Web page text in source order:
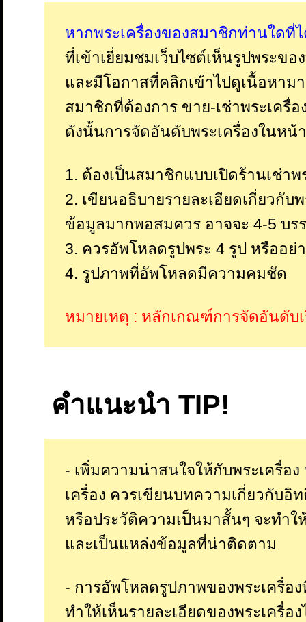
หากพระเครื่องของสมาชิกท่านใด
ที่เข้าเยี่ยมชมเว็บไซต์เห็นรูปพระข
และมีโอกาสที่คลิกเข้าไปดูเนื้อหา
สมาชิกที่ต้องการ ขาย-เช่าพระเครื่อ
ดังนั้นการจัดอันดับพระเครื่องในหน้
1. ต้องเป็นสมาชิกแบบเปิดร้านเช่าพ
2. เขียนอธิบายรายละเอียดเกี่ยวกั
ข้อมูลมากพอสมควร อาจจะ 4-5 บร
3. ควรอัพโหลดรูปพระ 4 รูป หรืออย่
4. รูปภาพที่อัพโหลดมีความคมชัด
หมายเหตุ : หลักเกณฑ์การจัดอันดับ
คำแนะนำ TIP!
- เพิ่มความน่าสนใจให้กับพระเครื่อ
เครื่อง ควรเขียนบทความเกี่ยวกับอิ
หรือประวัติความเป็นมาสั้นๆ จะทำ
และเป็นแหล่งข้อมูลที่น่าติดตาม
- การอัพโหลดรูปภาพของพระเครื่อ
ทำให้เห็นรายละเอียดของพระเครื่อ